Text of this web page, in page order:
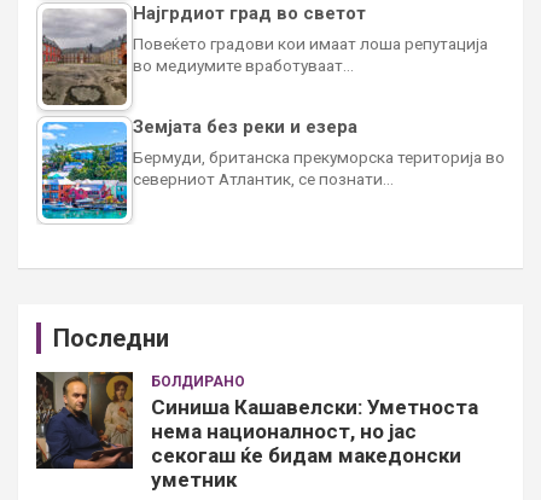
Најгрдиот град во светот
Повеќето градови кои имаат лоша репутација
во медиумите вработуваат…
Земјата без реки и езера
Бермуди, британска прекуморска територија во
северниот Атлантик, се познати…
Последни
БОЛДИРАНО
Синиша Кашавелски: Уметноста
нема националност, но јас
секогаш ќе бидам македонски
уметник